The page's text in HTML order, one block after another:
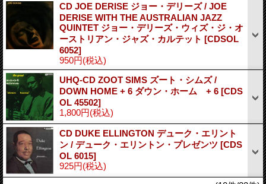
CD JOE DERISE ジョー・デリーズ / JOE
DERISE WITH THE AUSTRALIAN JAZZ
QUINTET ジョー・デリーズ・ウィズ・ジ・オ
ーストリアン・ジャズ・カルテット [CDSOL
6052]
950円(税込)
UHQ-CD ZOOT SIMS ズート・シムズ /
DOWN HOME + 6 ダウン・ホーム + 6 [CDS
OL 45502]
1,800円(税込)
CD DUKE ELLINGTON デューク・エリント
ン / デューク・エリントン・プレゼンツ [CDS
OL 6015]
925円(税込)